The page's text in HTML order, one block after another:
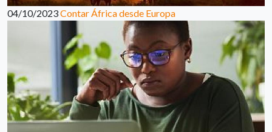
04/10/2023Contar África desde Europa